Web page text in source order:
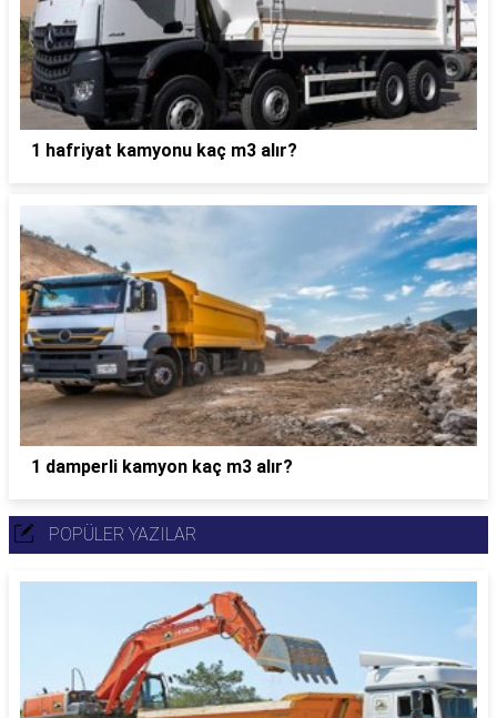
1 hafriyat kamyonu kaç m3 alır?
1 damperli kamyon kaç m3 alır?
POPÜLER YAZILAR